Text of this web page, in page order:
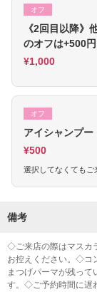
オフ
《2回目以降》
のオフは+500円
¥1,000
オフ
アイシャンプー
¥500
選択してなくても
備考
◇ご来店の際はマスカ
お控えください。◇コ
まつげパーマが残って
す。◇ご予約時間に遅